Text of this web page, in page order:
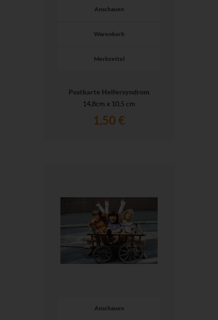
Anschauen
Warenkorb
Merkzettel
Postkarte Helfersyndrom
14,8cm x 10,5 cm
1,50 €
Anschauen